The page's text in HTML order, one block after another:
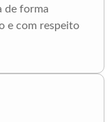
de forma
e com respeito